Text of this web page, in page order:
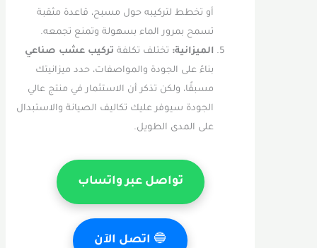
أو تخطط لتركيبه حول مسبح، قاعدة مثقبة
تسمح بمرور الماء بسهولة وتمنع تجمعه.
الميزانية:تختلف تكلفةتركيب عشب صناعي
بناءً على الجودة والمواصفات، حدد ميزانيتك
مسبقًا، ولكن تذكر أن الاستثمار في منتج عالي
الجودة سيوفر عليك تكاليف الصيانة والاستبدال
على المدى الطويل.
تواصل عبر واتساب
🔵 اتصل الآن